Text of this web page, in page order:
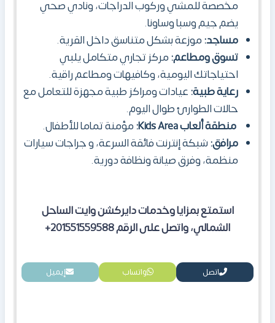
مخصصة للمشي وركوب الدراجات، ونادي صحي
يضم جيم وسبا وساونا.
مساجد:موزعة بشكل متناسق داخل القرية.
تسوق ومطاعم:مركز تجاري متكامل يلبي
احتياجاتك اليومية، وكافيهات ومطاعم راقية.
رعاية طبية:عيادات ومراكز طبية مجهزة للتعامل مع
حالات الطوارئ طوال اليوم.
منطقة ألعاب Kids Area:
مؤمنة تماما للأطفال.
مرافق:شبكة إنترنت فائقة السرعة، و جراجات سيارات
منظمة، وفرق صيانة ونظافة دورية.
استمتع بمزايا وخدمات دايركشن وايت الساحل
الشمالي، واتصل على الرقم 201551559588+
اتصل واتساب إيميل